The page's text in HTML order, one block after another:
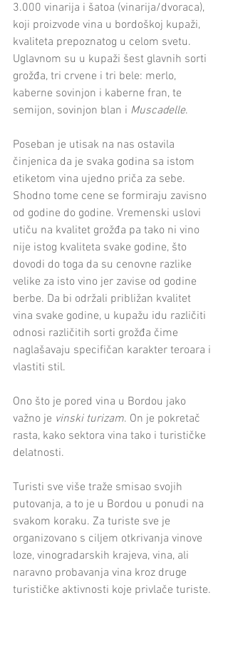
3.000 vinarija i šatoa (vinarija/dvoraca),
koji proizvode vina u bordoškoj kupaži,
kvaliteta prepoznatog u celom svetu.
Uglavnom su u kupaži šest glavnih sorti
grožđa, tri crvene i tri bele: merlo,
kaberne sovinjon i kaberne fran, te
semijon, sovinjon blan i Muscadelle.
Poseban je utisak na nas ostavila
činjenica da je svaka godina sa istom
etiketom vina ujedno priča za sebe.
Shodno tome cene se formiraju zavisno
od godine do godine. Vremenski uslovi
utiču na kvalitet grožđa pa tako ni vino
nije istog kvaliteta svake godine, što
dovodi do toga da su cenovne razlike
velike za isto vino jer zavise od godine
berbe. Da bi održali približan kvalitet
vina svake godine, u kupažu idu različiti
odnosi različitih sorti grožđa čime
naglašavaju specifičan karakter teroara i
vlastiti stil.
Ono što je pored vina u Bordou jako
važno je vinski turizam. On je pokretač
rasta, kako sektora vina tako i turističke
delatnosti.
Turisti sve više traže smisao svojih
putovanja, a to je u Bordou u ponudi na
svakom koraku. Za turiste sve je
organizovano s ciljem otkrivanja vinove
loze, vinogradarskih krajeva, vina, ali
naravno probavanja vina kroz druge
turističke aktivnosti koje privlače turiste.